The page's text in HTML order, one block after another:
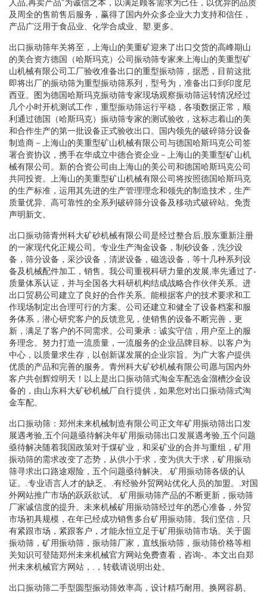
人品,再卖产品”为诚信之本，以满足顾客需求为己任，以优异的品质
及周全的售前售后服务，赢得了国内外众多企业大力支持和信任，
产品广泛用于食品业、化学合成业、塑.更多。
出口振动筛年关将至，上海山的美重矿迎来了出口交货的高峰期山
的美合资方德国（哈斯玛克）公司振动筛专家来上海山的美重型矿
山机械有限公司工厂验收准备出口的重型振动筛，据悉，目前这批
即将出厂的振动筛为重型振动筛系列，型号为，准备出口到印度尼
西亚。图为德国哈斯玛克振动筛专家现场观察振动筛运转情况经过
几个小时开机测试工作，重型振动筛运行平稳，各项数据正常，顺
利通过德国（哈斯玛克）振动筛专家的测试验收，这标志着山的美
和合作生产的第一批设备正式验收出口。国内领先的破碎筛分设备
制造商－上海山的美重型矿山机械有限公司与德国哈斯玛克公司签
署合资协议，携手在华成立中德合资企业－上海山的美重型矿山机
械有限公司。新的合资公司由上海山的美公司和德国哈斯玛克公司
共同投资。上海山的美重型矿山机械有限公司将按照德国哈斯玛克
的生产标准，运用其先进的生产管理理念和领先的制造技术，生产
质量优异、高可靠性的全系列破碎筛分设备及移动式破碎站。免责
声明新文。
出口振动筛青州科大矿砂机械有限公司是经过整合后,股东重新注册
的一家现代化正规公司。专业生产淘金设备，制砂设备，洗沙设
备，筛分设备，采沙设备，清淤设备，磁选设备，等十几种系列设
备及机械配件加工，销售。我公司重视科研力量的发展,率先通过了-
质量体系认证，并与全国各大科研机构结成战略合作伙伴关系。进
出口贸易公司建立了良好的合作关系。能根据客户的技术要求和工
作现场制定出合理可行的方案。公司还建立和健全了设备档案和服
务体系，潜心研究客户的反馈意见，使销售的设备不断完善，更
新，满足了客户的不同需求。公司秉承：诚实守信，用户至上的服
务理念。努力打造一流质量，一流服务的企业品牌目标。以客户为
中心，以质量求生存，以创新谋发展的企业宗旨。为广大客户提供
优质的产品和完善的服务。青州科大矿砂机械有限公司愿与国内外
客户共创辉煌明天！以上是出口振动筛式淘金车配选金溜槽沙金设
备的，由山东科大矿砂机械厂自行提供，如果您对出口振动筛式淘
金车配。
出口振动筛：郑州未来机械制造有限公司正文年矿用振动筛出口发
展遇考验,五个问题亟待解决年矿用振动筛出口发展遇考验,五个问题
亟待解决随着我国政策对于煤矿业，和采矿业的合并与重组，矿用
振动筛的需求改变了态势，从供小于求，变为供大于求，矿用振动
筛寻求出口路途艰险，五个问题亟待解决。.矿用振动筛各级的认
证。.专业语言人才的缺乏。.有经验外贸网站优化人员的加盟。.对国
外网站推广市场的跃跃欲试。.矿用振动筛产品的不断更新，振动筛
厂家诚信度的提升。未来机械矿用振动筛经过年的悉心准备，外贸
市场初具规模，在年已经成功销售多台矿用振动筛。我们坚信，只
有紧跟市场，紧跟客户，才能永恒立足于矿用振动筛市场。关于圆
振动筛，矿用振动筛，振动筛厂家，直线振动筛，振动筛价格等相
关知识可登陆郑州未来机械官方网站免费查看，咨询-。本文出自郑
州未来机械官方网站，.，转载请说明出处。
出口振动筛二手型圆型振动筛效率高，设计精巧耐用。换网容易、